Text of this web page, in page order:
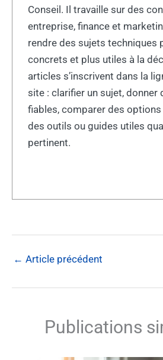
Conseil. Il travaille sur des
entreprise, finance et
rendre des sujets techniques
concrets et plus utiles à la
articles s’inscrivent dans la
site : clarifier un sujet, donner
fiables, comparer des
des outils ou guides utiles
pertinent.
← Article précédent
Publications